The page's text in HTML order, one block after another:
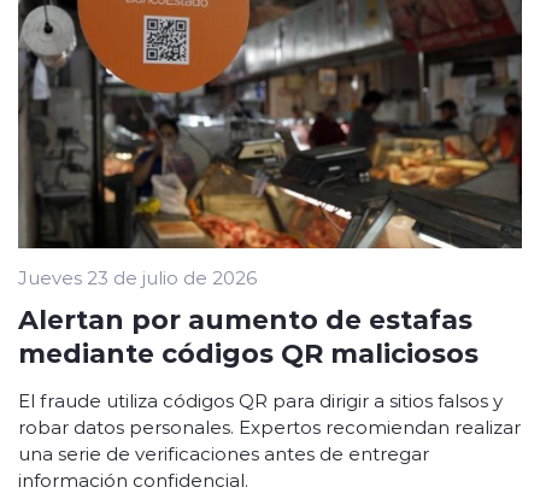
Jueves 23 de julio de 2026
Alertan por aumento de estafas
mediante códigos QR maliciosos
El fraude utiliza códigos QR para dirigir a sitios falsos y
robar datos personales. Expertos recomiendan realizar
una serie de verificaciones antes de entregar
información confidencial.